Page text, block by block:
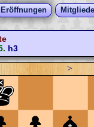
Eröffnungen
h3
>